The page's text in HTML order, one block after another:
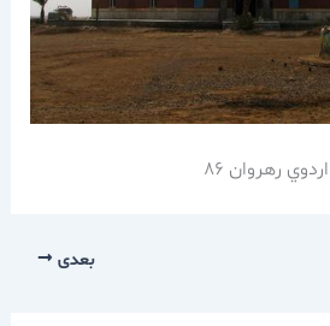
رهروان 86
بعدی